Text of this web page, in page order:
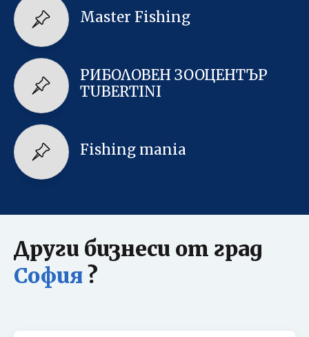
Master Fishing
РИБОЛОВЕН ЗООЦЕНТЪР
TUBERTINI
Fishing mania
Други бизнеси от град
София ?